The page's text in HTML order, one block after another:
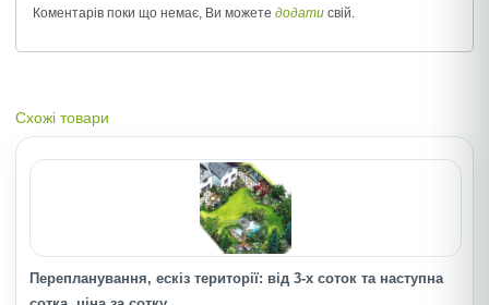
Коментарів поки що немає, Ви можете додати свій.
Схожі товари
Перепланування, ескіз території: від 3-х соток та наступна